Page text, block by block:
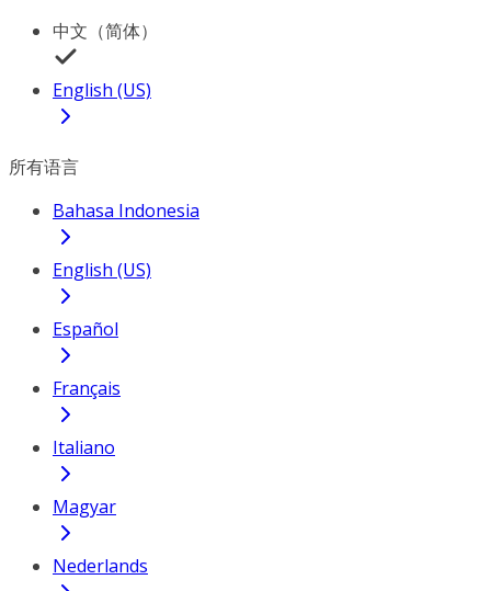
中文（简体）
English (US)
所有语言
Bahasa Indonesia
English (US)
Español
Français
Italiano
Magyar
Nederlands